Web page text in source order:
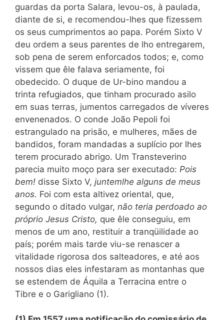
guardas da porta Salara, levou-os, à paulada,
diante de si, e recomendou-lhes que fizessem
os seus cumprimentos ao papa. Porém Sixto V
deu ordem a seus parentes de lho entregarem,
sob pena de serem enforcados todos; e, como
vissem que êle falava seriamente, foi
obedecido. O duque de Ur-bino mandou a
trinta refugiados, que tinham procurado asilo
em suas terras, jumentos carregados de víveres
envenenados. O conde João Pepoli foi
estrangulado na prisão, e mulheres, mães de
bandidos, foram mandadas a suplício por lhes
terem procurado abrigo. Um Transteverino
parecia muito moço para ser executado: Pois
bem! disse Sixto V, juntemlhe alguns de meus
anos. Foi com esta altivez oriental, que,
segundo o ditado vulgar, não teria perdoado ao
próprio Jesus Cristo, que êle conseguiu, em
menos de um ano, restituir a tranqüilidade ao
país; porém mais tarde viu-se renascer a
vitalidade rigorosa dos salteadores, e até aos
nossos dias eles infestaram as montanhas que
se estendem de Áquila a Terracina entre o
Tibre e o Garigliano (1).